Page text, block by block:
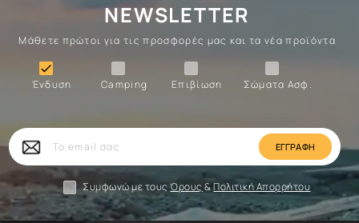
NEWSLETTER
Μάθετε πρώτοι για τις προσφορές μας και τα νέα προϊόντα
Σώματα Ασφ.
Επιβίωση
Camping
Ένδυση

Ένδυση
Το
email
σας
Συμφωνώ με τουςΌρους &Πολιτική Απορρήτου